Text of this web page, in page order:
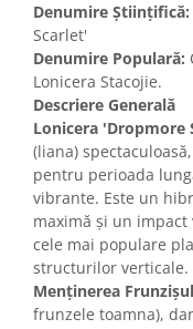
Denumire Științifică:
Scarlet'
Denumire Populară:
Lonicera Stacojie.
Descriere Generală
Lonicera 'Dropmore
(liana)
pentru perioada
vibrante. Este un
maximă și un
cele mai populare
structurilor verticale.
Menținerea
frunzele toamna),